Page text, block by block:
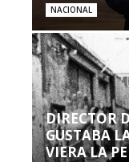
NACIONAL
DIRECTOR
GUSTABA
VIERA LA